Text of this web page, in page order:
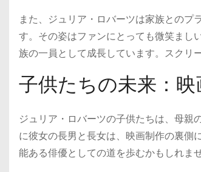
また、ジュリア・ロバーツは家族とのプ
す。その姿はファンにとっても微笑まし
族の一員として成長しています。スクリ
子供たちの未来：
ジュリア・ロバーツの子供たちは、母
に彼女の長男と長女は、映画制作の裏側
能ある俳優としての道を歩むかもしれま